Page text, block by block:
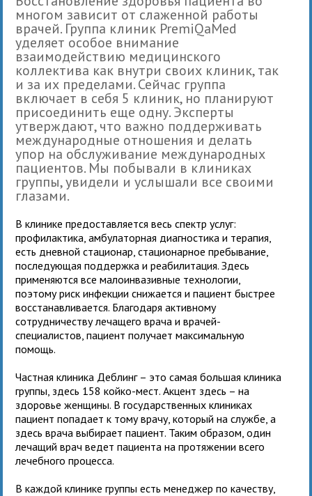
многом зависит от слаженной работы
врачей. Группа клиник PremiQaMed
уделяет особое внимание
взаимодействию медицинского
коллектива как внутри своих клиник, так
и за их пределами. Сейчас группа
включает в себя 5 клиник, но планируют
присоединить еще одну. Эксперты
утверждают, что важно поддерживать
международные отношения и делать
упор на обслуживание международных
пациентов. Мы побывали в клиниках
группы, увидели и услышали все своими
глазами.
В клинике предоставляется весь спектр услуг:
профилактика, амбулаторная диагностика и терапия,
есть дневной стационар, стационарное пребывание,
последующая поддержка и реабилитация. Здесь
применяются все малоинвазивные технологии,
поэтому риск инфекции снижается и пациент быстрее
восстанавливается. Благодаря активному
сотрудничеству лечащего врача и врачей-
специалистов, пациент получает максимальную
помощь.
Частная клиника Деблинг – это самая большая клиника
группы, здесь 158 койко-мест. Акцент здесь – на
здоровье женщины. В государственных клиниках
пациент попадает к тому врачу, который на службе, а
здесь врача выбирает пациент. Таким образом, один
лечащий врач ведет пациента на протяжении всего
лечебного процесса.
В каждой клинике группы есть менеджер по качеству,